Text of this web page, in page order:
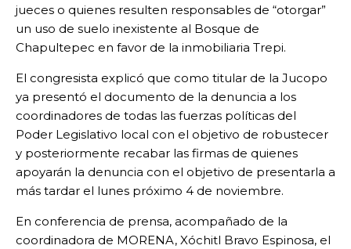
jueces o quienes resulten responsables de “otorgar”
un uso de suelo inexistente al Bosque de
Chapultepec en favor de la inmobiliaria Trepi.
El congresista explicó que como titular de la Jucopo
ya presentó el documento de la denuncia a los
coordinadores de todas las fuerzas políticas del
Poder Legislativo local con el objetivo de robustecer
y posteriormente recabar las firmas de quienes
apoyarán la denuncia con el objetivo de presentarla a
más tardar el lunes próximo 4 de noviembre.
En conferencia de prensa, acompañado de la
coordinadora de MORENA, Xóchitl Bravo Espinosa, el